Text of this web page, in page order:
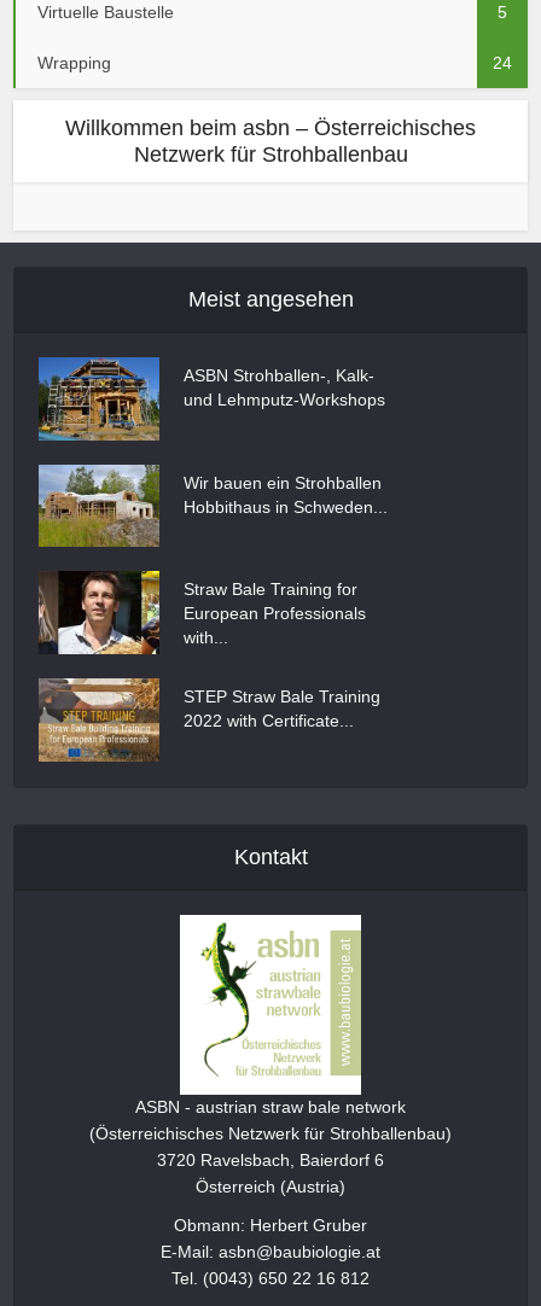
Virtuelle Baustelle 5
Wrapping 24
Willkommen beim asbn – Österreichisches
Netzwerk für Strohballenbau
Meist angesehen
ASBN Strohballen-, Kalk-
und Lehmputz-Workshops
Wir bauen ein Strohballen
Hobbithaus in Schweden...
Straw Bale Training for
European Professionals
with...
STEP Straw Bale Training
2022 with Certificate...
Kontakt
ASBN - austrian straw bale network
(Österreichisches Netzwerk für Strohballenbau)
3720 Ravelsbach, Baierdorf 6
Österreich (Austria)
Obmann: Herbert Gruber
E-Mail: asbn@baubiologie.at
Tel. (0043) 650 22 16 812